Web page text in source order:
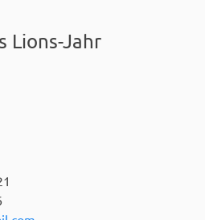
Lions-Jahr